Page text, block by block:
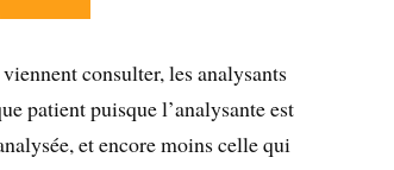
consulter, les analysants
patient puisque l’analysante est
et encore moins celle qui